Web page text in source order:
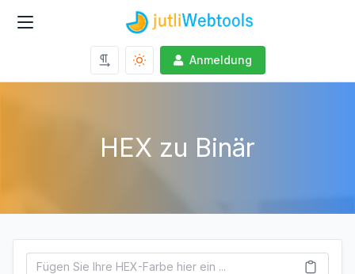
Anmeldung
HEX zu Binär